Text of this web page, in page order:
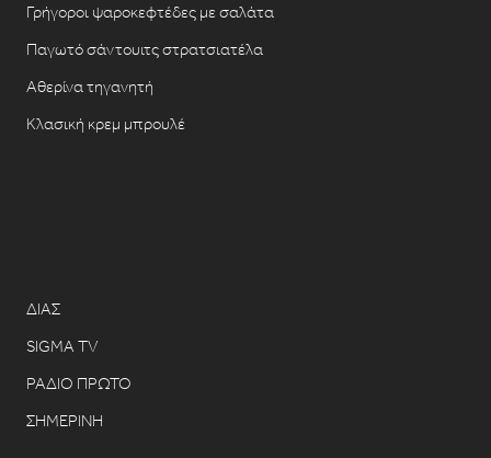
Γρήγοροι ψαροκεφτέδες με σαλάτα
Παγωτό σάντουιτς στρατσιατέλα
Αθερίνα τηγανητή
Κλασική κρεμ μπρουλέ
ΔΙΑΣ
SIGMA TV
ΡΑΔΙΟ ΠΡΩΤΟ
ΣΗΜΕΡΙΝΗ